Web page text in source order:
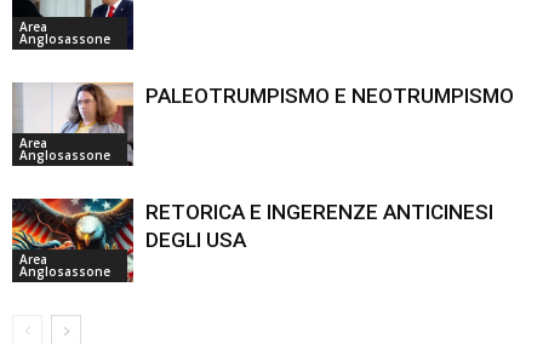
Area
Anglosassone
Area
Anglosassone
PALEOTRUMPISMO E NEOTRUMPISMO
Area
Anglosassone
RETORICA E INGERENZE ANTICINESI
DEGLI USA